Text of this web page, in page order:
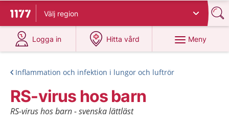
Till startsidan för 1177
Välj region
Logga in
på 1177.se
Hitta vård
på 1177.se
Meny
Inflammation och infektion i lungor och luftrör
RS-virus hos barn
RS-virus hos barn - svenska lättläst